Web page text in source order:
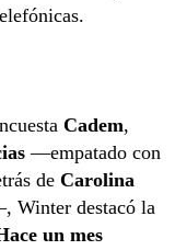
Cadem,
—empatado con
de Carolina
Winter destacó la
un mes